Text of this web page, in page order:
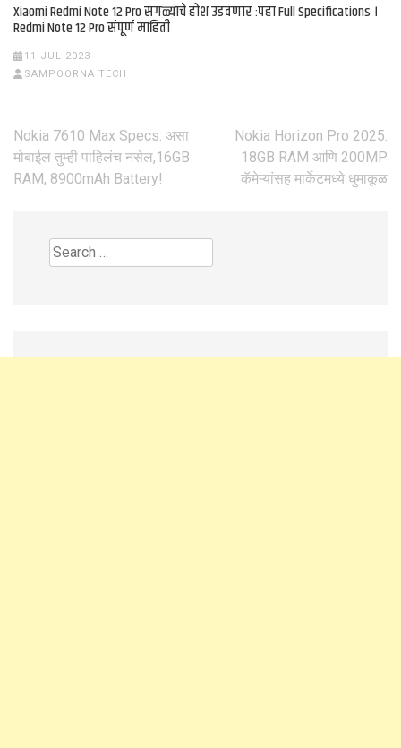
Xiaomi Redmi Note 12 Pro सगळ्यांचे होश उडवणार :पहा Full Specifications ।
Redmi Note 12 Pro संपूर्ण माहिती
11 JUL 2023
SAMPOORNA TECH
Post
Nokia 7610 Max Specs: असा
मोबाईल तुम्ही पाहिलंच नसेल,16GB
RAM, 8900mAh Battery!
Nokia Horizon Pro 2025:
18GB RAM आणि 200MP
कॅमेऱ्यांसह मार्केटमध्ये धुमाकूळ
Search
for: